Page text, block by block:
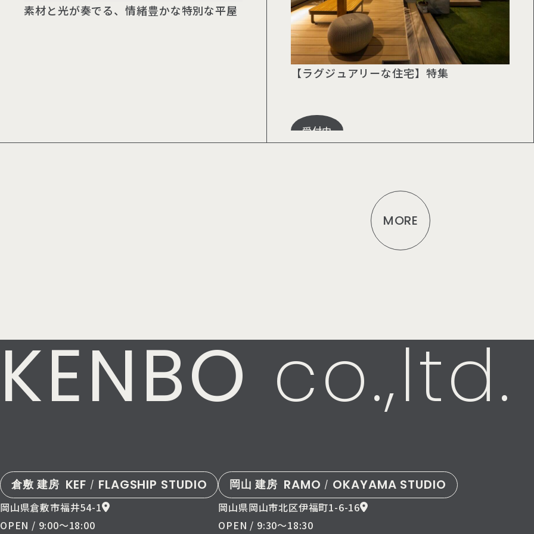
素材と光が奏でる、情緒豊かな特別な平屋
【ラグジュアリーな住宅】特集
受付中
MORE
KENBO co.,ltd.
倉敷 建房 KEF/ FLAGSHIP STUDIO
岡山県倉敷市福井54-1
OPEN / 9:00〜18:00
岡山 建房 RAMO/ OKAYAMA STUDIO
岡山県岡山市北区伊福町1-6-16
OPEN / 9:30〜18:30